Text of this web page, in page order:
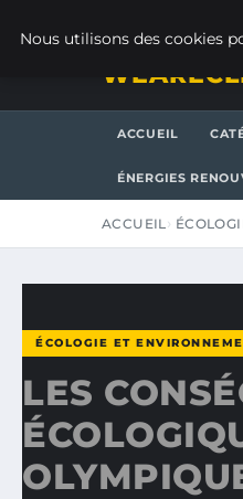
ACCUEIL
ÉNERGIES
ACCUEIL
ÉCOLOGIE ET
LES
Nous utilisons des cookies